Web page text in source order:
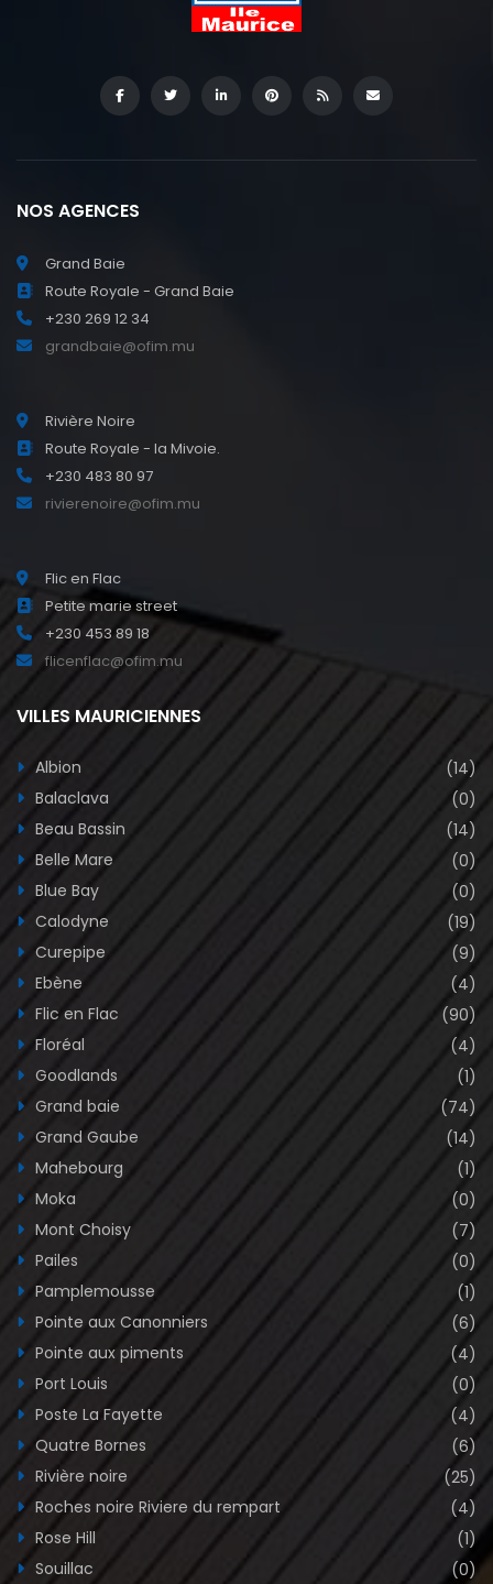
NOS AGENCES
Grand Baie
Route Royale - Grand Baie
+230 269 12 34
grandbaie@ofim.mu
Rivière Noire
Route Royale - la Mivoie.
+230 483 80 97
rivierenoire@ofim.mu
Flic en Flac
Petite marie street
+230 453 89 18
flicenflac@ofim.mu
VILLES MAURICIENNES
Albion
(14)
Balaclava
(0)
Beau Bassin
(14)
Belle Mare
(0)
Blue Bay
(0)
Calodyne
(19)
Curepipe
(9)
Ebène
(4)
Flic en Flac
(90)
Floréal
(4)
Goodlands
(1)
Grand baie
(74)
Grand Gaube
(14)
Mahebourg
(1)
Moka
(0)
Mont Choisy
(7)
Pailes
(0)
Pamplemousse
(1)
Pointe aux Canonniers
(6)
Pointe aux piments
(4)
Port Louis
(0)
Poste La Fayette
(4)
Quatre Bornes
(6)
Rivière noire
(25)
Roches noire Riviere du rempart
(4)
Rose Hill
(1)
Souillac
(0)